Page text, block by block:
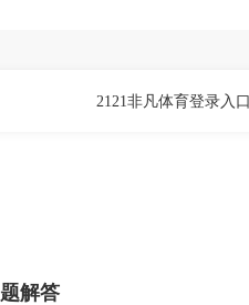
2121非凡体育登录入口
解答